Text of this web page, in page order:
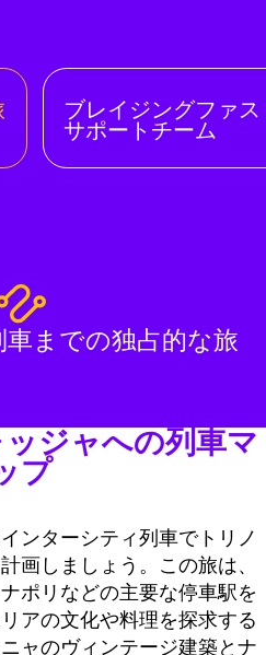
ブレイジングファス
サポートチーム
までの独占的な旅
ジャへの列車マ
プ
ンターシティ列車でトリノ
画しましょう。この旅は、
ポリなどの主要な停車駅を
アの文化や料理を探求する
ャのヴィンテージ建築とナ